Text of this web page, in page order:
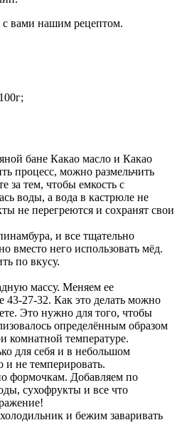
с вами нашим рецептом.
бане Какао масло и Какао
процесс, можно размельчить
за тем, чтобы емкость с
воды, а вода в кастрюле не
не перегреются и сохранят свои
и все тщательно
вместо него использовать мёд.
по вкусу.
массу. Меняем ее
43-27-32. Как это делать можно
Это нужно для того, чтобы
определённым образом
комнатной температуре.
для себя и в небольшом
и не темперировать.
формочкам. Добавляем по
сухофрукты и все что
и бежим заваривать